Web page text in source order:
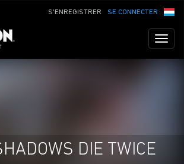
SE CONNECTER
S'ENREGISTRER
DIE TWICE